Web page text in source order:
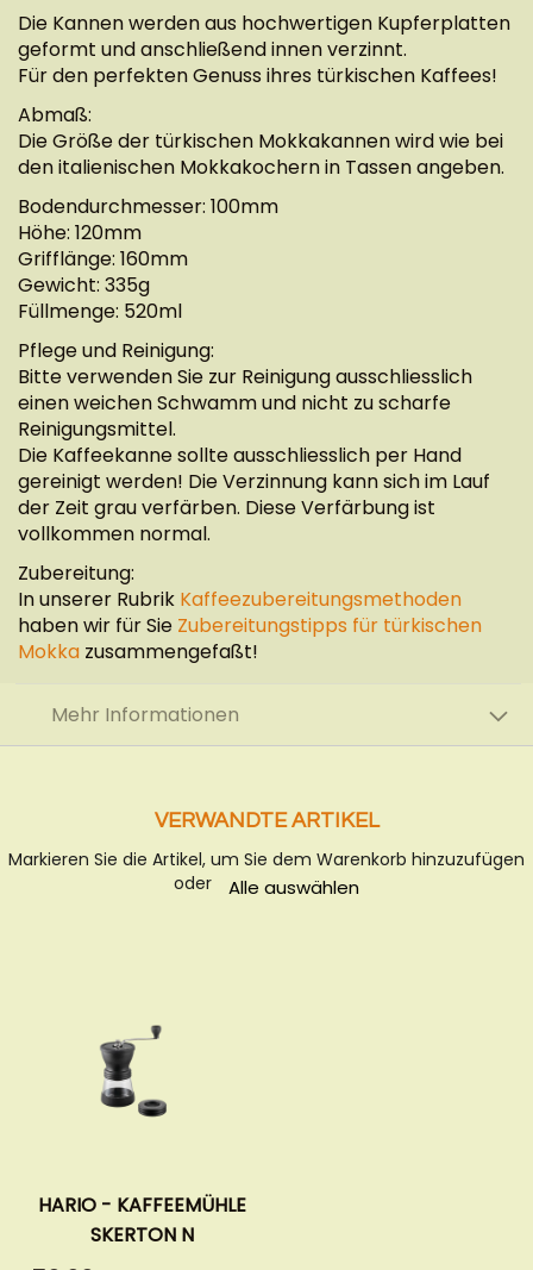
Die Kannen werden aus hochwertigen Kupferplatten
geformt und anschließend innen verzinnt.
Für den perfekten Genuss ihres türkischen Kaffees!
Abmaß:
Die Größe der türkischen Mokkakannen wird wie bei
den italienischen Mokkakochern in Tassen angeben.
Bodendurchmesser: 100mm
Höhe: 120mm
Grifflänge: 160mm
Gewicht: 335g
Füllmenge: 520ml
Pflege und Reinigung:
Bitte verwenden Sie zur Reinigung ausschliesslich
einen weichen Schwamm und nicht zu scharfe
Reinigungsmittel.
Die Kaffeekanne sollte ausschliesslich per Hand
gereinigt werden! Die Verzinnung kann sich im Lauf
der Zeit grau verfärben. Diese Verfärbung ist
vollkommen normal.
Zubereitung:
In unserer Rubrik Kaffeezubereitungsmethoden
haben wir für Sie Zubereitungstipps für türkischen
Mokka zusammengefaßt!
Mehr Informationen
VERWANDTE ARTIKEL
Markieren Sie die Artikel, um Sie dem Warenkorb hinzuzufügen
oder
Alle auswählen
HARIO - KAFFEEMÜHLE
SKERTON N